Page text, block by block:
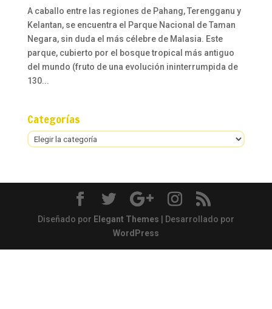
A caballo entre las regiones de Pahang, Terengganu y
Kelantan, se encuentra el Parque Nacional de Taman
Negara, sin duda el más célebre de Malasia. Este
parque, cubierto por el bosque tropical más antiguo
del mundo (fruto de una evolución ininterrumpida de
130...
Categorías
Categorías
Diseñado por Elegant Themes | Desarrollado por
WordPress